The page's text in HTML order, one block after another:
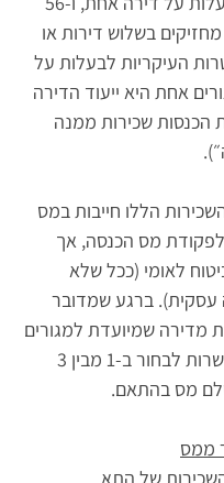
בשלוש דירות או
העיקריות לבעלות על
אחת היא ייעוד הדירה
הכנסות שכירות ממנה
הללו חייבות במס
סעיף 2(6) לפקודת מס הכנסה, אך
לאומי (ככל שלא
עסקית). ברגע שמדובר
מדירה שמיועדת למגורים
מס בהתאם.